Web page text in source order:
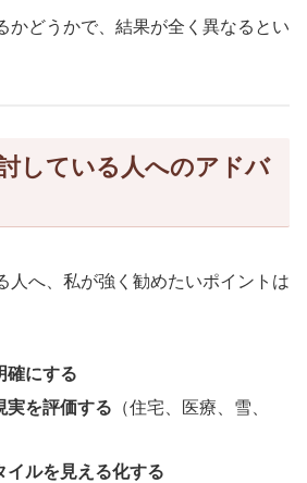
かどうかで、結果が全く異なるとい
している人へのアドバ
人へ、私が強く勧めたいポイントは
確にする
実を評価する （住宅、医療、雪、
イルを見える化する